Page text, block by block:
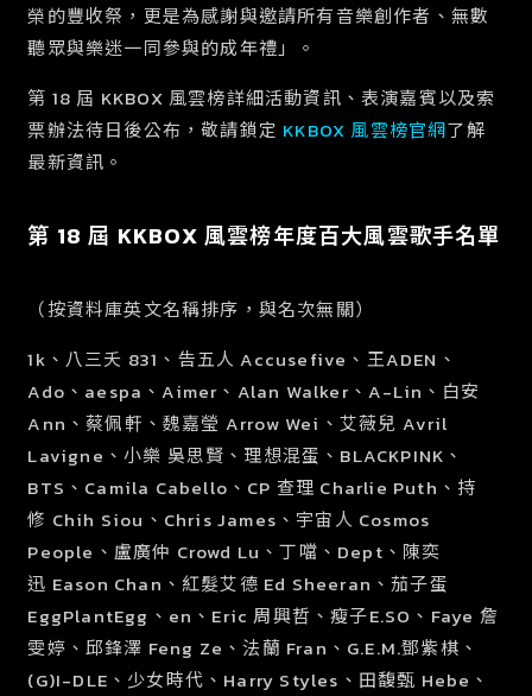
榮的豐收祭，更是為感謝與邀請所有音樂創作者、無數
聽眾與樂迷一同參與的成年禮」。
第 18 屆 KKBOX 風雲榜詳細活動資訊、表演嘉賓以及索
票辦法待日後公布，敬請鎖定 KKBOX 風雲榜官網了解
最新資訊。
第 18 屆 KKBOX 風雲榜年度百大風雲歌手名單
（按資料庫英文名稱排序，與名次無關）
1k、八三夭 831、告五人 Accusefive 、王ADEN、
Ado、aespa、Aimer、Alan Walker、A-Lin、白安
Ann、蔡佩軒、魏嘉瑩 Arrow Wei、艾薇兒 Avril
Lavigne、小樂 吳思賢、理想混蛋、BLACKPINK、
BTS、Camila Cabello、CP 查理 Charlie Puth、持
修 Chih Siou 、Chris James、宇宙人 Cosmos
People 、盧廣仲 Crowd Lu 、丁噹、Dept、陳奕
迅 Eason Chan 、紅髮艾德 Ed Sheeran、茄子蛋
EggPlantEgg 、en、Eric 周興哲、瘦子E.SO、Faye 詹
雯婷、邱鋒澤 Feng Ze 、法蘭 Fran、G.E.M.鄧紫棋、
(G)I-DLE、少女時代、Harry Styles、田馥甄 Hebe、